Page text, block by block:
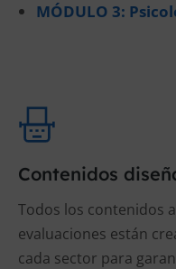
MÓDULO 3:
Contenidos
Todos los contenidos
evaluaciones están
cada sector para